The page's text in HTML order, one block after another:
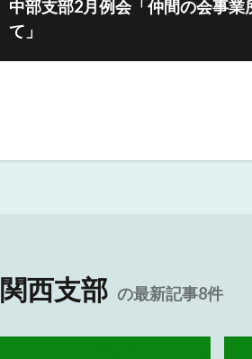
中部支部2月例会「仲間の会事
て」
関西支部 の最新記事8件